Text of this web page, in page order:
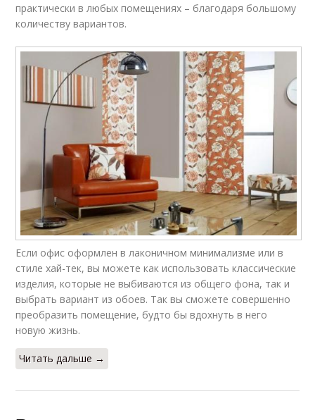
практически в любых помещениях – благодаря большому
количеству вариантов.
Если офис оформлен в лаконичном минимализме или в
стиле хай-тек, вы можете как использовать классические
изделия, которые не выбиваются из общего фона, так и
выбрать вариант из обоев. Так вы сможете совершенно
преобразить помещение, будто бы вдохнуть в него
новую жизнь.
Читать дальше →